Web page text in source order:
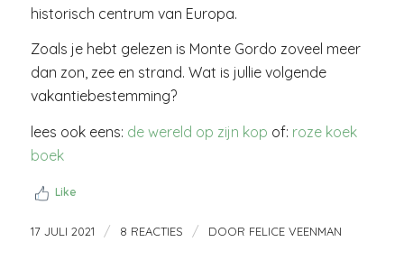
historisch centrum van Europa.
Zoals je hebt gelezen is Monte Gordo zoveel meer
dan zon, zee en strand. Wat is jullie volgende
vakantiebestemming?
lees ook eens: de wereld op zijn kop of: roze koek
boek
Like
17 JULI 2021 / 8 REACTIES / DOOR FELICE VEENMAN